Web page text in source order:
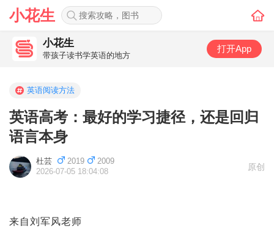
小花生
小花生
带孩子读书学英语的地方
打开App
英语阅读方法
英语高考：最好的学习捷径，还是回归
语言本身
杜芸 2019
2009
2026-07-05 18:04:08
原创
来自刘军风老师